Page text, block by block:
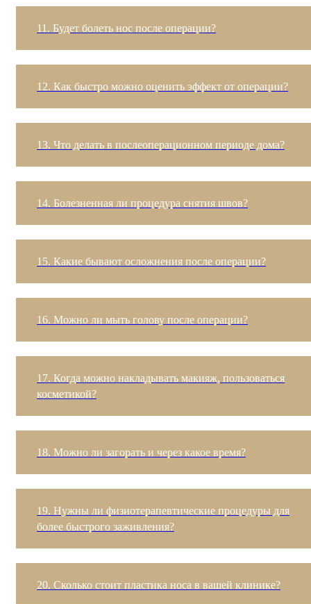
11. Будет болеть нос после операции?
12. Как быстро можно оценить эффект от операции?
13. Что делать в послеоперационном периоде дома?
14. Болезненная ли процедура снятия швов?
15. Какие бывают осложнения после операции?
16. Можно ли мыть голову после операции?
17. Когда можно накладывать макияж, пользоваться
косметикой?
18. Можно ли загорать и через какое время?
19. Нужны ли физиотерапевтические процедуры для
более быстрого заживления?
20. Сколько стоит пластика носа в вашей клинике?